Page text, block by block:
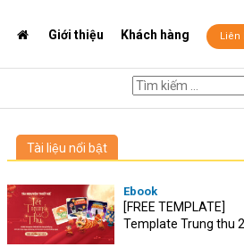
Giới thiệu Khách hàng Liên
Tài liệu nổi bật
Ebook
[FREE TEMPLATE]
Template Trung thu